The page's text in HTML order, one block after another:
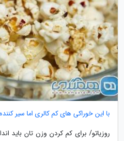
با این خوراکی های کم کالری اما سیر
روزیاتو/ برای کم کردن وزن تان باید